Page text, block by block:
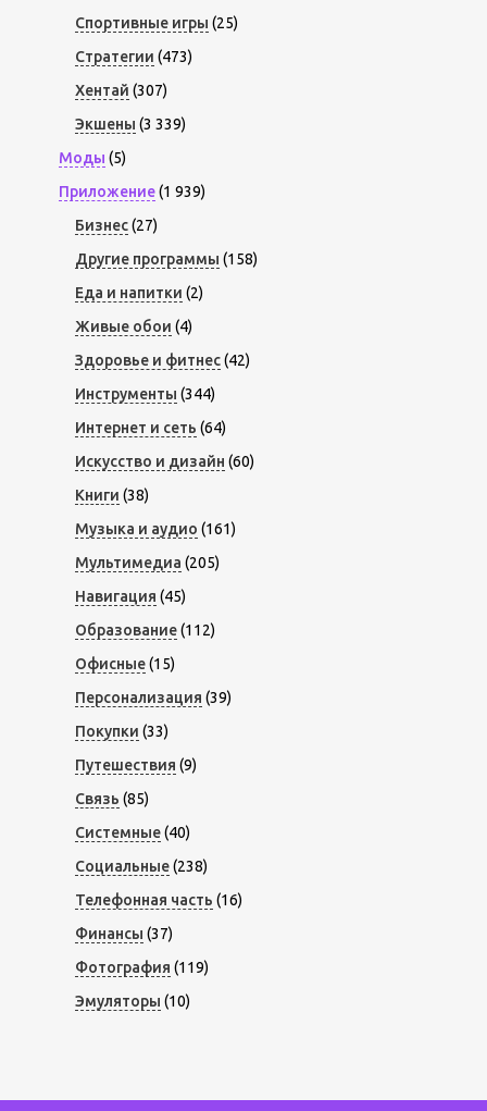
Спортивные игры (25)
Стратегии (473)
Хентай (307)
Экшены (3 339)
Моды (5)
Приложение(1 939)
Бизнес(27)
Другие программы (158)
Еда и напитки (2)
Живые обои (4)
Здоровье и фитнес(42)
Инструменты (344)
Интернет и сеть (64)
Искусство и дизайн (60)
Книги (38)
Музыка и аудио (161)
Мультимедиа (205)
Навигация (45)
Образование(112)
Офисные(15)
Персонализация (39)
Покупки (33)
Путешествия (9)
Связь (85)
Системные(40)
Социальные(238)
Телефонная часть (16)
Финансы (37)
Фотография (119)
Эмуляторы (10)